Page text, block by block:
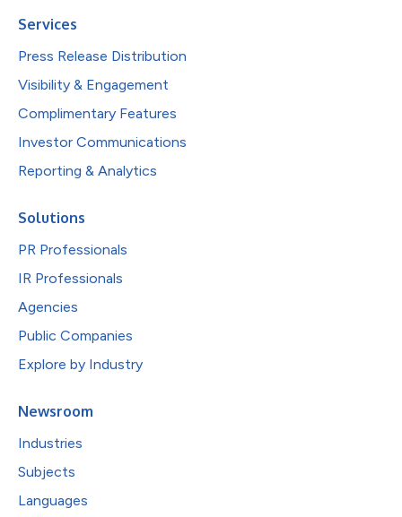
Services
Press Release Distribution
Visibility & Engagement
Complimentary Features
Investor Communications
Reporting & Analytics
Solutions
PR Professionals
IR Professionals
Agencies
Public Companies
Explore by Industry
Newsroom
Industries
Subjects
Languages